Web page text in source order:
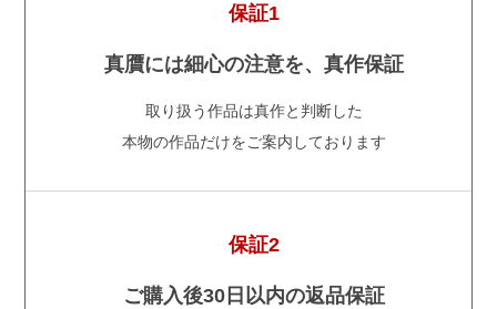
保証1
真贋には細心の注意を、真作保証
取り扱う作品は真作と判断した
本物の作品だけをご案内しております
保証2
ご購入後30日以内の返品保証